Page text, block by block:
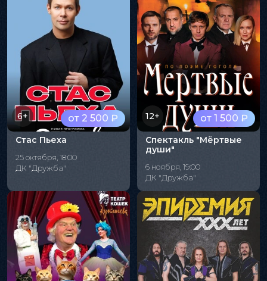
от 2 500 ₽
6+
Стас Пьеха
25 октября, 18:00
ДК "Дружба"
от 1 500 ₽
12+
Спектакль "Мёртвые
души"
6 ноября, 19:00
ДК "Дружба"